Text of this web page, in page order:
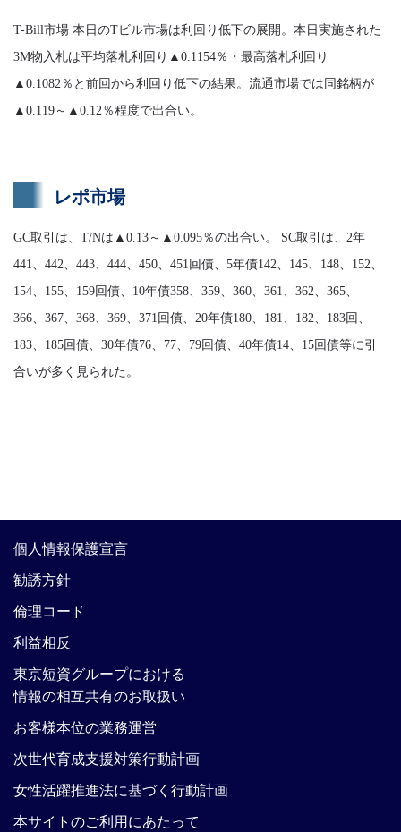
T-Bill市場 本日のTビル市場は利回り低下の展開。本日実施された
3M物入札は平均落札利回り▲0.1154％・最高落札利回り
▲0.1082％と前回から利回り低下の結果。流通市場では同銘柄が
▲0.119～▲0.12％程度で出合い。
レポ市場
GC取引は、T/Nは▲0.13～▲0.095％の出合い。 SC取引は、2年
441、442、443、444、450、451回債、5年債142、145、148、152、
154、155、159回債、10年債358、359、360、361、362、365、
366、367、368、369、371回債、20年債180、181、182、183回、
183、185回債、30年債76、77、79回債、40年債14、15回債等に引
合いが多く見られた。
個人情報保護宣言
勧誘方針
倫理コード
利益相反
東京短資グループにおける
情報の相互共有のお取扱い
お客様本位の業務運営
次世代育成支援対策行動計画
女性活躍推進法に基づく行動計画
本サイトのご利用にあたって